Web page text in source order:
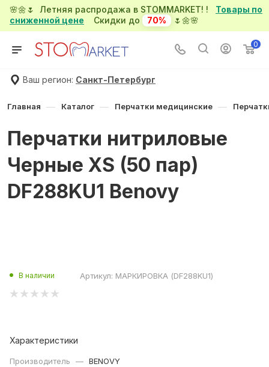
🌸🌼🌷 Летняя распродажа в STOMMARKET! ! Товары по
сниженной цене Скидки до 70% 🌷🌼🌸
0
Ваш регион: Санкт-Петербург
Главная — Каталог — Перчатки медицинские —
Перчатки нитриловые
Черные XS (50 пар)
DF288KU1 Benovy
В наличии Артикул: МАРКИРОВКА (DF288KU1)
Характеристики
Производитель — BENOVY